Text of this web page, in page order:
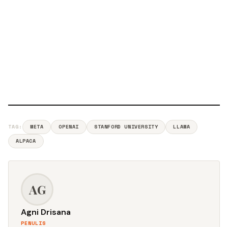
TAG: META OPENAI STANFORD UNIVERSITY
LLAMA
ALPACA
AG
Agni Drisana
PENULIS